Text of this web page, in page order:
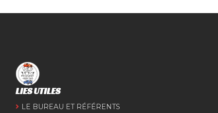
LIES UTILES
LE BUREAU ET RÉFÉRENTS